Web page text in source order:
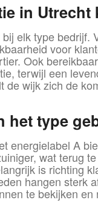
in Utrecht
elk type
voor
Ook
terwijl een
de wijk zich de
het type
energielabel A
wat terug
is richting
hangen sterk
te bekijken